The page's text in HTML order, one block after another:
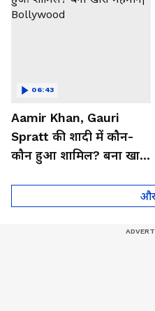
Aamir Khan, Gauri
Spratt की शादी में कौन-
कौन हुआ शामिल? बना खास
06:43